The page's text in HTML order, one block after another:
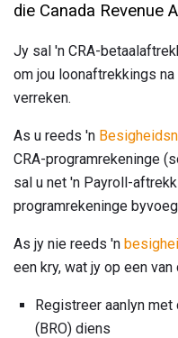
die Canada Revenue
Jy sal 'n CRA-
om jou loonaftrekkings
verreken.
As u reeds 'n
CRA-programrekeninge
sal u net 'n Payroll-
programrekeninge
As jy nie reeds 'n
een kry, wat jy op een
Registreer aanlyn
(BRO) diens